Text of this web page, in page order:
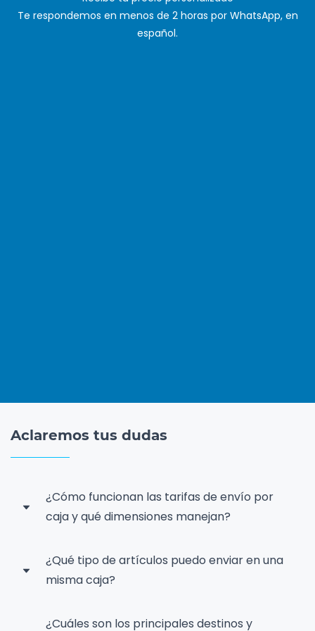
Te respondemos en menos de 2 horas por WhatsApp, en
español.
Aclaremos tus dudas
¿Cómo funcionan las tarifas de envío por
caja y qué dimensiones manejan?
facilitar tus envíos. Trabajamos con tres
tamaños de cajas:
¿Qué tipo de artículos puedo enviar en una
misma caja?
¿Cuáles son los principales destinos y